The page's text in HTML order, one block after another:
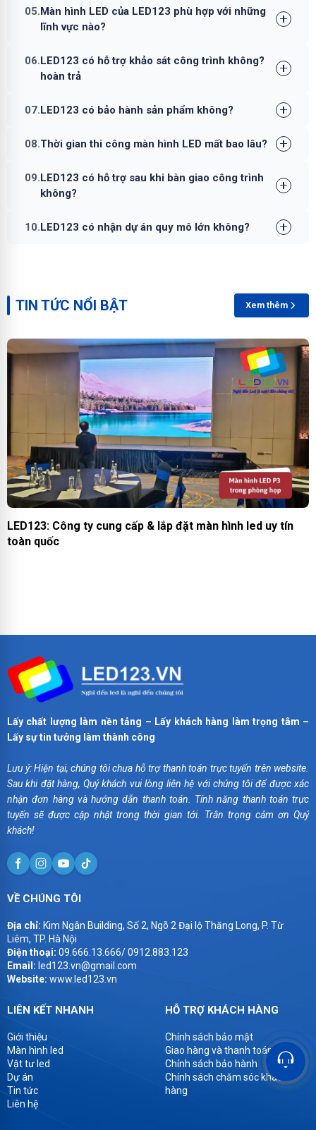
05.Màn hình LED của LED123 phù hợp với những
lĩnh vực nào?
06.LED123 có hỗ trợ khảo sát công trình không?
hoàn trả
07.LED123 có bảo hành sản phẩm không?
08.Thời gian thi công màn hình LED mất bao lâu?
09.LED123 có hỗ trợ sau khi bàn giao công trình
không?
10.LED123 có nhận dự án quy mô lớn không?
TIN TỨC NỔI BẬT Xem thêm
LED123: Công ty cung cấp & lắp đặt màn hình led uy tín
toàn quốc
Lấy chất lượng làm nền tảng – Lấy khách hàng làm trọng tâm –
Lấy sự tin tưởng làm thành công
Lưu ý: Hiện tại, chúng tôi chưa hỗ trợ thanh toán trực tuyến trên website.
Sau khi đặt hàng, Quý khách vui lòng liên hệ với chúng tôi để được xác
nhận đơn hàng và hướng dẫn thanh toán. Tính năng thanh toán trực
tuyến sẽ được cập nhật trong thời gian tới. Trân trọng cảm ơn Quý
khách!
VỀ CHÚNG TÔI
Địa chỉ: Kim Ngân Building, Số 2, Ngõ 2 Đại lộ Thăng Long, P. Từ
Liêm, TP. Hà Nội
Điện thoại: 09.666.13.666/ 0912.883.123
Email: led123.vn@gmail.com
Website: www.led123.vn
LIÊN KẾT NHANH
Giới thiệu
Màn hình led
Vật tư led
Dự án
Tin tức
Liên hệ
HỖ TRỢ KHÁCH HÀNG
Chính sách bảo mật
Giao hàng và thanh toán
Chính sách bảo hành
Chính sách chăm sóc khách
hàng